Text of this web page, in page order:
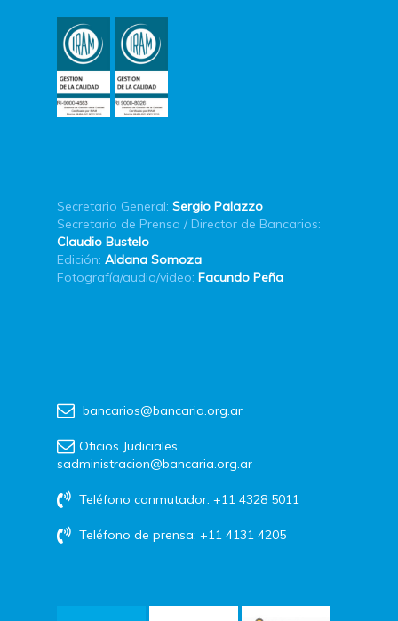
Secretario General: Sergio Palazzo
Secretario de Prensa / Director de Bancarios:
Claudio Bustelo
Edición: Aldana Somoza
Fotografía/audio/video: Facundo Peña
bancarios@bancaria.org.ar
Oficios Judiciales
sadministracion@bancaria.org.ar
Teléfono conmutador: +11 4328 5011
Teléfono de prensa: +11 4131 4205